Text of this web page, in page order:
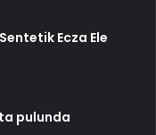
Ecza Ele
pulunda